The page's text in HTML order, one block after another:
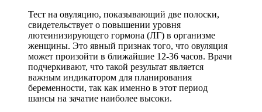
Тест на овуляцию, показывающий две полоски,
свидетельствует о повышении уровня
лютеинизирующего гормона (ЛГ) в организме
женщины. Это явный признак того, что овуляция
может произойти в ближайшие 12-36 часов. Врачи
подчеркивают, что такой результат является
важным индикатором для планирования
беременности, так как именно в этот период
шансы на зачатие наиболее высоки.